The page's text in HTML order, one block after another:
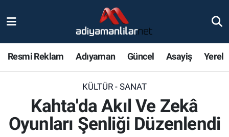
Resmi Reklam Adıyaman Güncel Asayiş Yerel
KÜLTÜR - SANAT
Kahta'da Akıl Ve Zekâ
Oyunları Şenliği Düzenlendi
Magazin
Nöbetçi Eczaneler
Adiyaman Namaz Vakitleri
Trafik Durumu